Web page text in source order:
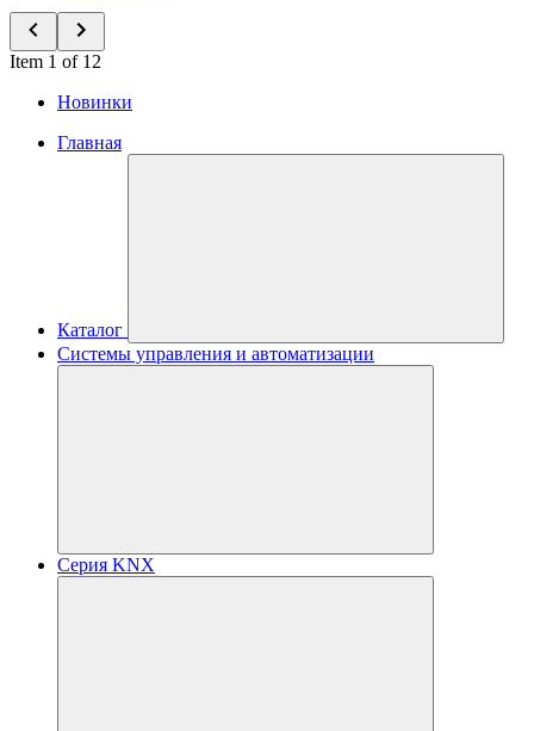
Item 1 of 12
Новинки
Главная
Каталог
Системы управления и автоматизации
Серия KNX